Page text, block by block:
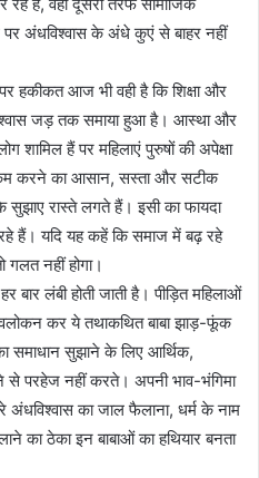
अंधविश्वास के अंधे कुएं से बाहर नहीं
हकीकत आज भी वही है कि शिक्षा और
जड़ तक समाया हुआ है। आस्था और
शामिल हैं पर महिलाएं पुरुषों की अपेक्षा
करने का आसान, सस्ता और सटीक
रास्ते लगते हैं। इसी का फायदा
हैं। यदि यह कहें कि समाज में बढ़ रहे
गलत नहीं होगा।
बार लंबी होती जाती है। पीड़ित महिलाओं
कर ये तथाकथित बाबा झाड़-फूंक
समाधान सुझाने के लिए आर्थिक,
परहेज नहीं करते। अपनी भाव-भंगिमा
का जाल फैलाना, धर्म के नाम
का ठेका इन बाबाओं का हथियार बनता